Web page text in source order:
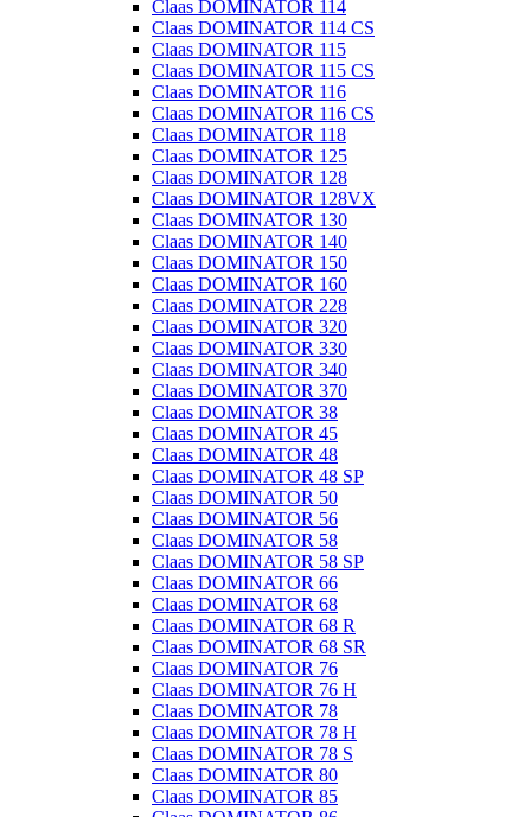
Claas DOMINATOR 114
Claas DOMINATOR 114 CS
Claas DOMINATOR 115
Claas DOMINATOR 115 CS
Claas DOMINATOR 116
Claas DOMINATOR 116 CS
Claas DOMINATOR 118
Claas DOMINATOR 125
Claas DOMINATOR 128
Claas DOMINATOR 128VX
Claas DOMINATOR 130
Claas DOMINATOR 140
Claas DOMINATOR 150
Claas DOMINATOR 160
Claas DOMINATOR 228
Claas DOMINATOR 320
Claas DOMINATOR 330
Claas DOMINATOR 340
Claas DOMINATOR 370
Claas DOMINATOR 38
Claas DOMINATOR 45
Claas DOMINATOR 48
Claas DOMINATOR 48 SP
Claas DOMINATOR 50
Claas DOMINATOR 56
Claas DOMINATOR 58
Claas DOMINATOR 58 SP
Claas DOMINATOR 66
Claas DOMINATOR 68
Claas DOMINATOR 68 R
Claas DOMINATOR 68 SR
Claas DOMINATOR 76
Claas DOMINATOR 76 H
Claas DOMINATOR 78
Claas DOMINATOR 78 H
Claas DOMINATOR 78 S
Claas DOMINATOR 80
Claas DOMINATOR 85